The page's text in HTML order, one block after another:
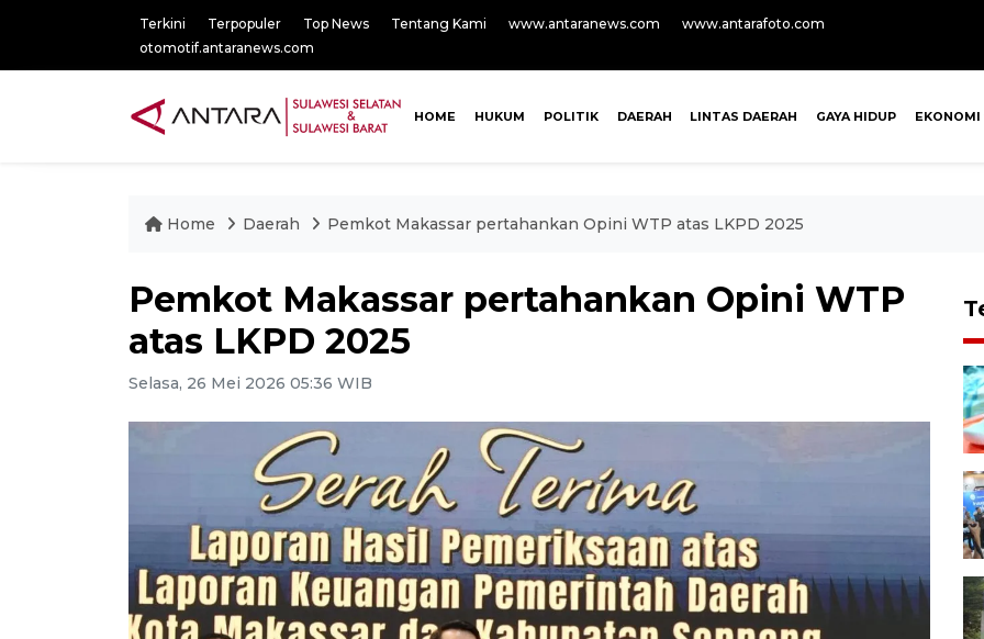
Terkini Terpopuler Top News Tentang Kami www.antaranews.com
www.antarafoto.com
otomotif.antaranews.com
HOME HUKUM POLITIK DAERAH LINTAS DAERAH GAYA HIDUP EKONOMI
Home Daerah Pemkot Makassar pertahankan Opini WTP atas LKPD 2025
Pemkot Makassar pertahankan Opini WTP
atas LKPD 2025
Selasa, 26 Mei 2026 05:36 WIB